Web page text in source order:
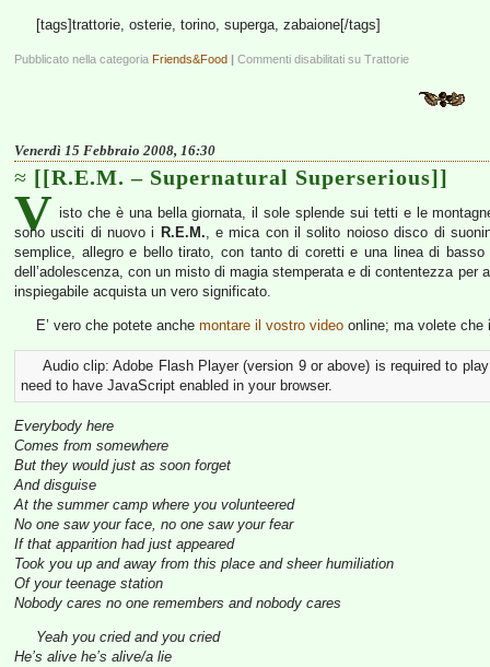
[tags]trattorie, osterie, torino, superga, zabaione[/tags]
Pubblicato nella categoria Friends&Food | Commenti disabilitati su Trattorie
Venerdì 15 Febbraio 2008, 16:30
[[R.E.M. – Supernatural Superserious]]
V isto che è una bella giornata, il sole splende sui tetti e le
sono usciti di nuovo i R.E.M., e mica con il solito noioso disco di
semplice, allegro e bello tirato, con tanto di coretti e una linea di
dell’adolescenza, con un misto di magia stemperata e di contentezza
inspiegabile acquista un vero significato.
E’ vero che potete anche montare il vostro videoonline; ma volete che
Audio clip: Adobe Flash Player (version 9 or above) is required to
need to have JavaScript enabled in your browser.
Everybody here
Comes from somewhere
But they would just as soon forget
And disguise
At the summer camp where you volunteered
No one saw your face, no one saw your fear
If that apparition had just appeared
Took you up and away from this place and sheer humiliation
Of your teenage station
Nobody cares no one remembers and nobody cares
Yeah you cried and you cried
He’s alive he’s alive/a lie